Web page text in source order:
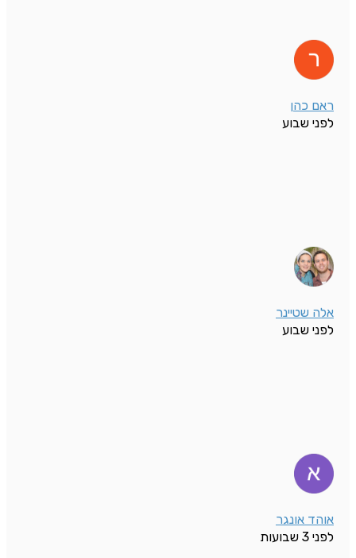
ראם כהן
לפני שבוע
אלה שטיינר
לפני שבוע
אוהד אונגר
לפני 3 שבועות